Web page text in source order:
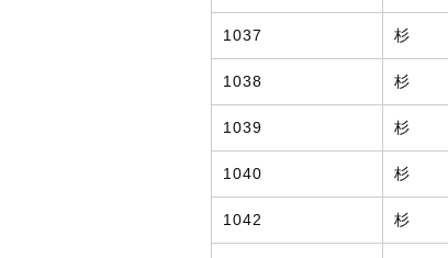
1037 杉
1038 杉
1039 杉
1040 杉
1042 杉